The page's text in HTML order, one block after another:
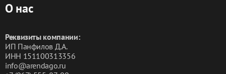
О нас
Реквизиты компании:
ИП Панфилов Д.А.
ИНН 151100313356
info@arendago.ru